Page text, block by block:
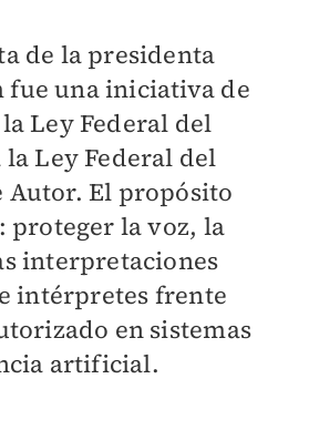
de la presidenta
fue una iniciativa de
Ley Federal del
Ley Federal del
Autor. El propósito
proteger la voz, la
interpretaciones
intérpretes frente
en sistemas
artificial.